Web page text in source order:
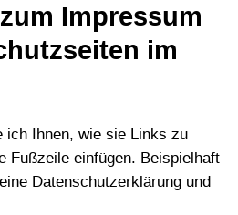
Impressum
im
ich Ihnen, wie sie Links zu
Fußzeile einfügen. Beispielhaft
Datenschutzerklärung und